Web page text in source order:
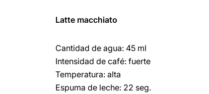
Latte macchiato
Cantidad de agua: 45 ml
Intensidad de café: fuerte
Temperatura: alta
Espuma de leche: 22 seg.